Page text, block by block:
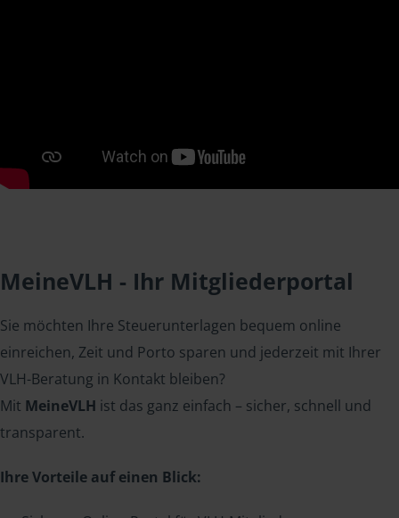
MeineVLH - Ihr Mitgliederportal
Sie möchten Ihre Steuerunterlagen bequem online
einreichen, Zeit und Porto sparen und jederzeit mit Ihrer
VLH-Beratung in Kontakt bleiben?
Mit MeineVLH ist das ganz einfach – sicher, schnell und
transparent.
Ihre Vorteile auf einen Blick: